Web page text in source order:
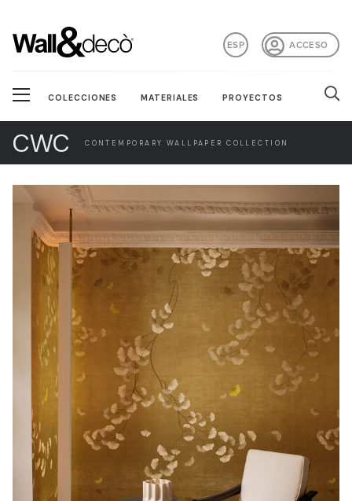
ACCESO
ESP
COLECCIONES MATERIALES PROYECTOS
CWC CONTEMPORARY WALLPAPER COLLECTION